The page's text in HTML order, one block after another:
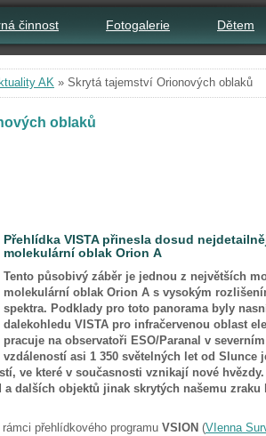
činnost Fotogalerie Dětem
AK » Skrytá tajemství Orionových oblaků
oblaků
Přehlídka VISTA přinesla dosud
molekulární oblak Orion A
Tento působivý záběr je jednou z největších
molekulární oblak Orion A s vysokým
spektra. Podklady pro toto panorama byly
dalekohledu VISTA pro infračervenou oblast
pracuje na observatoři ESO/Paranal v
vzdáleností asi 1 350 světelných let od Slunce
ve které v současnosti vznikají nové
a dalších objektů jinak skrytých našemu
přehlídkového programu VSION (VIenna